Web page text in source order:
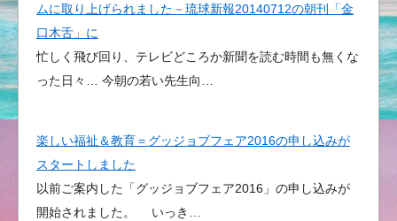
ムに取り上げられました－琉球新報20140712の朝刊「金
口木舌」に
忙しく飛び回り、テレビどころか新聞を読む時間も無くな
った日々… 今朝の若い先生向…
楽しい福祉＆教育＝グッジョブフェア2016の申し込みが
スタートしました
以前ご案内した「グッジョブフェア2016」の申し込みが
開始されました。 いっき…